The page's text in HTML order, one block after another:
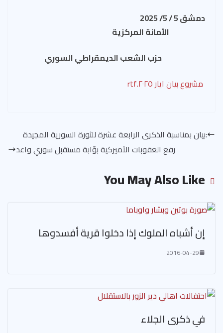
الأمانة المركزية
حزب الشعب الديمقراطي السوري
مشروع بيان ايار ٢٠٢٥.rtf
:بيان بمناسبة الذكرى الرابعة عشرة للثورة السورية المجيدة
رفع العقوبات الأميركية بوّابة مستقبل سوري واعد
You May Also Like
إن أشباه الملوك إذا دخلوا قرية أفسدوها
2016-04-29
في ذكرى الجلاء